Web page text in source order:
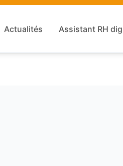
Actualités Assistant RH